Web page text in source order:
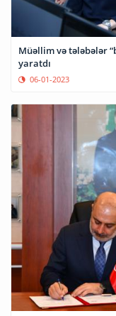
Müəllim və tələbələr
yaratdı
06-01-2023